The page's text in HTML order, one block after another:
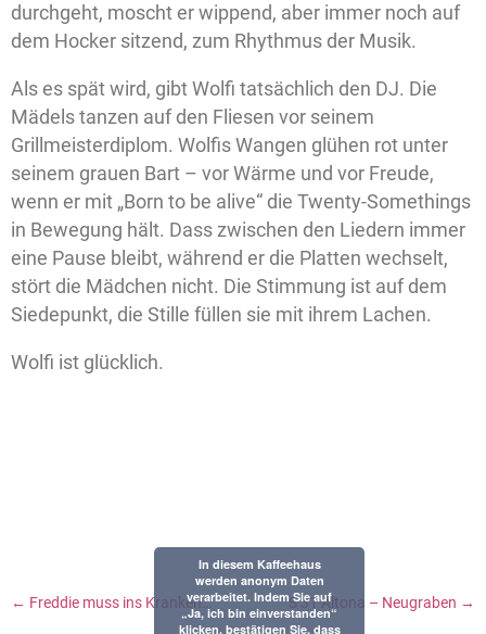
durchgeht, moscht er wippend, aber immer noch auf
dem Hocker sitzend, zum Rhythmus der Musik.
Als es spät wird, gibt Wolfi tatsächlich den DJ. Die
Mädels tanzen auf den Fliesen vor seinem
Grillmeisterdiplom. Wolfis Wangen glühen rot unter
seinem grauen Bart – vor Wärme und vor Freude,
wenn er mit „Born to be alive“ die Twenty-Somethings
in Bewegung hält. Dass zwischen den Liedern immer
eine Pause bleibt, während er die Platten wechselt,
stört die Mädchen nicht. Die Stimmung ist auf dem
Siedepunkt, die Stille füllen sie mit ihrem Lachen.
Wolfi ist glücklich.
← Freddie muss ins Krankenhaus S 31 Altona – Neugraben →
In diesem Kaffeehaus
werden anonym Daten
verarbeitet. Indem Sie auf
„Ja, ich bin einverstanden“
klicken, bestätigen Sie, dass